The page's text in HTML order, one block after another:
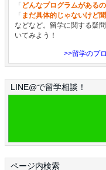
「 どんなプログラムがある
「 まだ具体的じゃないけど
などなど。留学に関する疑
いてみよう！
>>留学のプ
LINE@で留学相談！
ページ内検索